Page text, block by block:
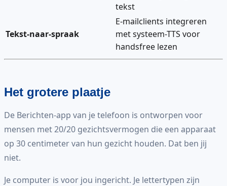
tekst
Tekst-naar-spraak
E-mailclients integreren
met systeem-TTS voor
handsfree lezen
Het grotere plaatje
De Berichten-app van je telefoon is ontworpen voor
mensen met 20/20 gezichtsvermogen die een apparaat
op 30 centimeter van hun gezicht houden. Dat ben jij
niet.
Je computer is voor jou ingericht. Je lettertypen zijn